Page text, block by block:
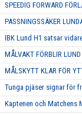
SPEEDIG FORWARD
PASSNINGSSÄKER
IBK Lund H1 satsar
MÅLVAKT FÖRBLIR
MÅLSKYTT KLAR FÖR
Tunga pjäser signar för
Kaptenen och Matchens